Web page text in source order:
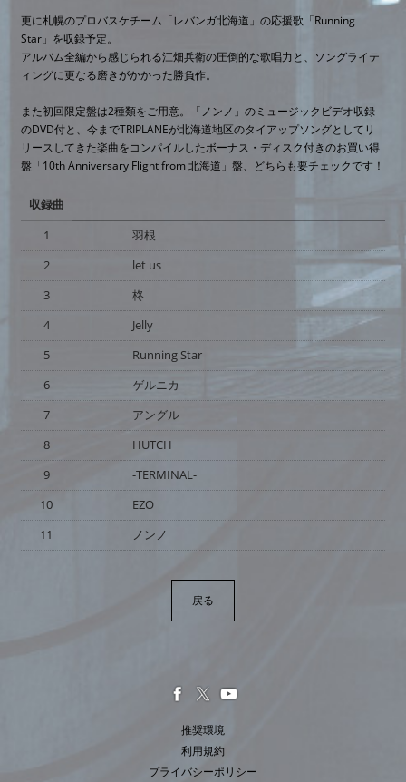
更に札幌のプロバスケチーム「レバンガ北海道」の応援歌「Running
Star」を収録予定。
アルバム全編から感じられる江畑兵衛の圧倒的な歌唱力と、ソングライテ
ィングに更なる磨きがかかった勝負作。
また初回限定盤は2種類をご用意。「ノンノ」のミュージックビデオ収録
のDVD付と、今までTRIPLANEが北海道地区のタイアップソングとしてリ
リースしてきた楽曲をコンパイルしたボーナス・ディスク付きのお買い得
盤「10th Anniversary Flight from 北海道」盤、どちらも要チェックです！
収録曲
1
羽根
2
let us
3
柊
4
Jelly
5
Running Star
6
ゲルニカ
7
アングル
8
HUTCH
9
-TERMINAL-
10
EZO
11
ノンノ
戻る
推奨環境
利用規約
プライバシーポリシー